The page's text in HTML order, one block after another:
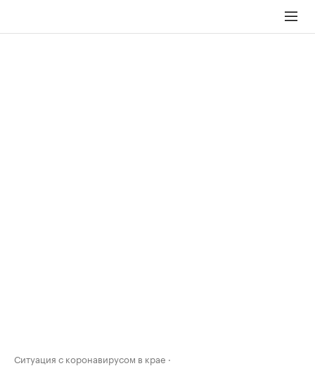
Ситуация с коронавирусом в крае